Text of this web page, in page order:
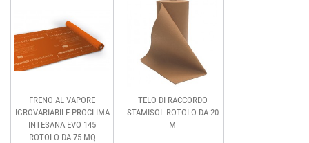
FRENO AL VAPORE
IGROVARIABILE PROCLIMA
INTESANA EVO 145
ROTOLO DA 75 MQ
TELO DI RACCORDO
STAMISOL ROTOLO DA 20
M